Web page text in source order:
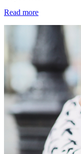
Read more